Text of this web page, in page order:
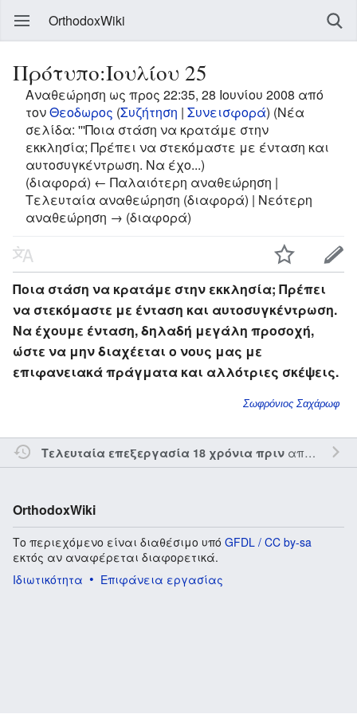
OrthodoxWiki
Πρότυπο:Ιουλίου 25
Αναθεώρηση ως προς 22:35, 28 Ιουνίου 2008 από
τονΘεοδωρος (Συζήτηση | Συνεισφορά) (Νέα
σελίδα: '''Ποια στάση να κρατάμε στην
εκκλησία; Πρέπει να στεκόμαστε με ένταση και
αυτοσυγκέντρωση. Να έχο...)
(διαφορά) ← Παλαιότερη αναθεώρηση |
Τελευταία αναθεώρηση (διαφορά) | Νεότερη
αναθεώρηση → (διαφορά)
Ποια στάση να κρατάμε στην εκκλησία; Πρέπει
να στεκόμαστε με ένταση και αυτοσυγκέντρωση.
Να έχουμε ένταση, δηλαδή μεγάλη προσοχή,
ώστε να μην διαχέεται ο νους μας με
επιφανειακά πράγματα και αλλότριες σκέψεις.
Σωφρόνιος Σαχάρωφ
Τελευταία επεξεργασία 18 χρόνια πριναπό τον την
OrthodoxWiki
Το περιεχόμενο είναι διαθέσιμο υπό GFDL / CC by-sa
εκτός αν αναφέρεται διαφορετικά.
Ιδιωτικότητα
Επιφάνεια εργασίας